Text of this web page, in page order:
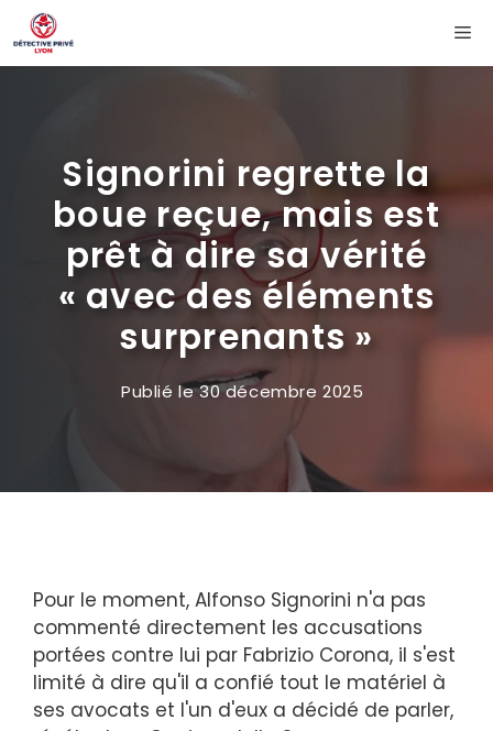
Aller
au
contenu
Signorini regrette la
boue reçue, mais est
prêt à dire sa vérité
« avec des éléments
surprenants »
Publié le30 décembre 2025
Pour le moment, Alfonso Signorini n'a pas
commenté directement les accusations
portées contre lui par Fabrizio Corona, il s'est
limité à dire qu'il a confié tout le matériel à
ses avocats et l'un d'eux a décidé de parler,